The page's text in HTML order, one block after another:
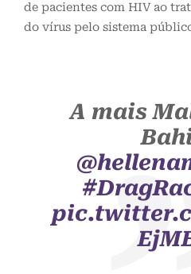
de pacientes com HIV ao
do vírus pelo sistema
A mais